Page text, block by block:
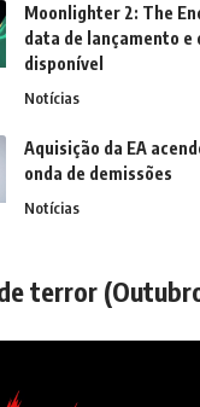
Moonlighter 2: The
data de lançamento e
disponível
Notícias
Aquisição da EA
onda de demissões
Notícias
terror